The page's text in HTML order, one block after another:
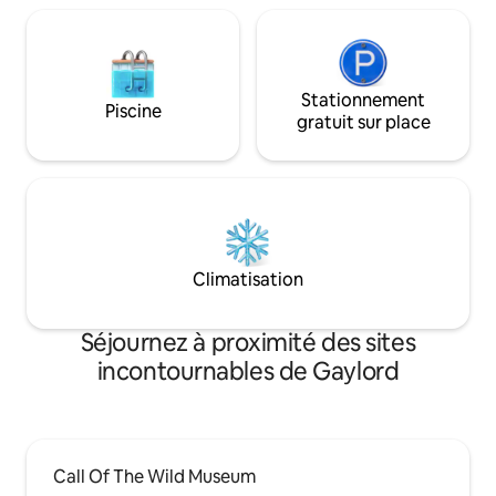
Piscine
Stationnement
gratuit sur place
Climatisation
Séjournez à proximité des sites
incontournables de Gaylord
Call Of The Wild Museum